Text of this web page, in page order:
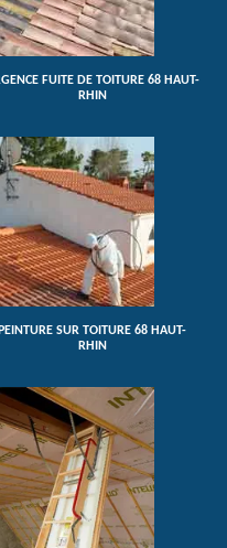
FUITE DE TOITURE 68 HAUT-
RHIN
PEINTURE SUR TOITURE 68 HAUT-
RHIN